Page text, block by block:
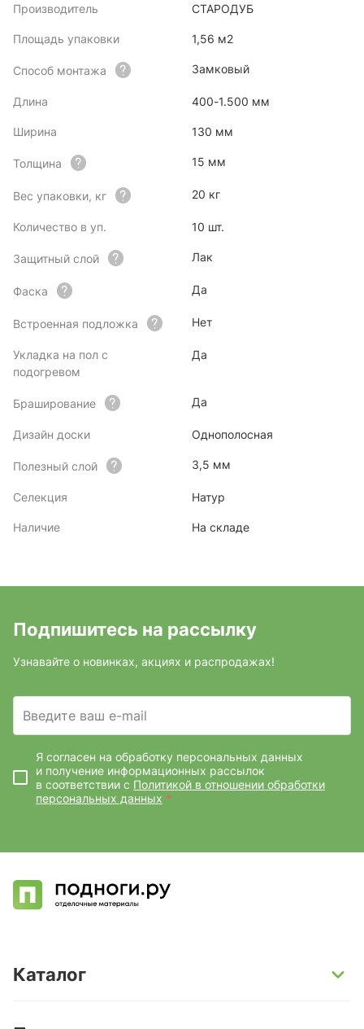
Производитель СТАРОДУБ
Площадь упаковки 1,56 м2
Способ монтажа Замковый
Длина 400-1.500 мм
Ширина 130 мм
Толщина 15 мм
Вес упаковки, кг 20 кг
Количество в уп. 10 шт.
Защитный слой Лак
Фаска Да
Встроенная подложка Нет
Укладка на пол с
подогревом
Да
Браширование Да
Дизайн доски Однополосная
Полезный слой 3,5 мм
Селекция Натур
Наличие На складе
Подпишитесь на рассылку
Узнавайте о новинках, акциях и распродажах!
Введите ваш e-mail
Я согласен на обработку персональных данных
и получение информационных рассылок
в соответствии с Политикой в отношении обработки
персональных данных *
Каталог